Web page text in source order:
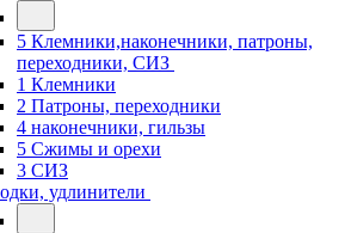
5 Клемники,наконечники, патроны,
переходники, СИЗ
1 Клемники
2 Патроны, переходники
4 наконечники, гильзы
5 Сжимы и орехи
3 СИЗ
удлинители